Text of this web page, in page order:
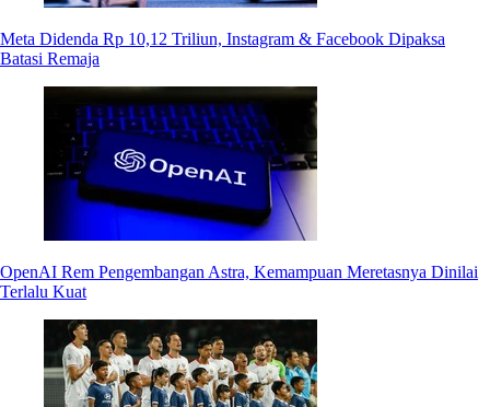
Meta Didenda Rp 10,12 Triliun, Instagram & Facebook Dipaksa
Batasi Remaja
OpenAI Rem Pengembangan Astra, Kemampuan Meretasnya Dinilai
Terlalu Kuat